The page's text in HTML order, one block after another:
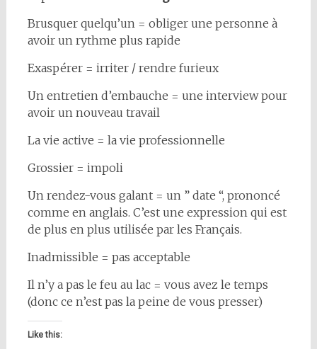
Brusquer quelqu’un = obliger une personne à
avoir un rythme plus rapide
Exaspérer = irriter / rendre furieux
Un entretien d’embauche = une interview pour
avoir un nouveau travail
La vie active = la vie professionnelle
Grossier = impoli
Un rendez-vous galant = un ” date “, prononcé
comme en anglais. C’est une expression qui est
de plus en plus utilisée par les Français.
Inadmissible = pas acceptable
Il n’y a pas le feu au lac = vous avez le temps
(donc ce n’est pas la peine de vous presser)
Like this: